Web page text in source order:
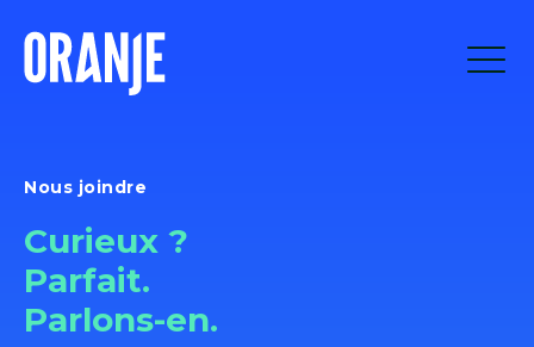
Nous joindre
Curieux ?
Parfait.
Parlons-en.